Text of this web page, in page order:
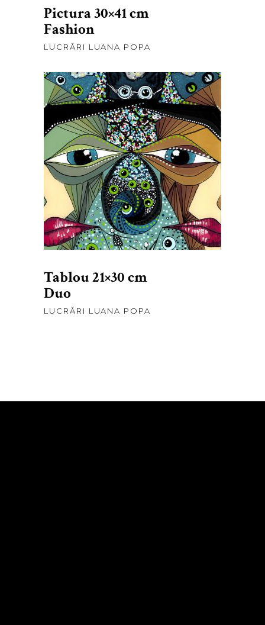
Pictura 30×41 cm
Fashion
LUCRĂRI LUANA POPA
lei375,00
ADAUGĂ ÎN COȘ
Tablou 21×30 cm
Duo
LUCRĂRI LUANA POPA